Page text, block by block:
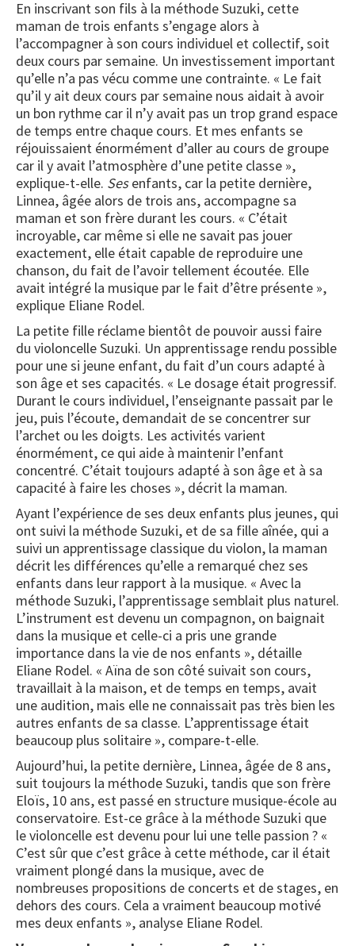
En inscrivant son fils à la méthode Suzuki, cette
maman de trois enfants s’engage alors à
l’accompagner à son cours individuel et collectif, soit
deux cours par semaine. Un investissement important
qu’elle n’a pas vécu comme une contrainte. « Le fait
qu’il y ait deux cours par semaine nous aidait à avoir
un bon rythme car il n’y avait pas un trop grand espace
de temps entre chaque cours. Et mes enfants se
réjouissaient énormément d’aller au cours de groupe
car il y avait l’atmosphère d’une petite classe »,
explique-t-elle. Sesenfants, car la petite dernière,
Linnea, âgée alors de trois ans, accompagne sa
maman et son frère durant les cours. « C’était
incroyable, car même si elle ne savait pas jouer
exactement, elle était capable de reproduire une
chanson, du fait de l’avoir tellement écoutée. Elle
avait intégré la musique par le fait d’être présente »,
explique Eliane Rodel.
La petite fille réclame bientôt de pouvoir aussi faire
du violoncelle Suzuki. Un apprentissage rendu possible
pour une si jeune enfant, du fait d’un cours adapté à
son âge et ses capacités. « Le dosage était progressif.
Durant le cours individuel, l’enseignante passait par le
jeu, puis l’écoute, demandait de se concentrer sur
l’archet ou les doigts. Les activités varient
énormément, ce qui aide à maintenir l’enfant
concentré. C’était toujours adapté à son âge et à sa
capacité à faire les choses », décrit la maman.
Ayant l’expérience de ses deux enfants plus jeunes, qui
ont suivi la méthode Suzuki, et de sa fille aînée, qui a
suivi un apprentissage classique du violon, la maman
décrit les différences qu’elle a remarqué chez ses
enfants dans leur rapport à la musique. « Avec la
méthode Suzuki, l’apprentissage semblait plus naturel.
L’instrument est devenu un compagnon, on baignait
dans la musique et celle-ci a pris une grande
importance dans la vie de nos enfants », détaille
Eliane Rodel. « Aïna de son côté suivait son cours,
travaillait à la maison, et de temps en temps, avait
une audition, mais elle ne connaissait pas très bien les
autres enfants de sa classe. L’apprentissage était
beaucoup plus solitaire », compare-t-elle.
Aujourd’hui, la petite dernière, Linnea, âgée de 8 ans,
suit toujours la méthode Suzuki, tandis que son frère
Eloïs, 10 ans, est passé en structure musique-école au
conservatoire. Est-ce grâce à la méthode Suzuki que
le violoncelle est devenu pour lui une telle passion ? «
C’est sûr que c’est grâce à cette méthode, car il était
vraiment plongé dans la musique, avec de
nombreuses propositions de concerts et de stages, en
dehors des cours. Cela a vraiment beaucoup motivé
mes deux enfants », analyse Eliane Rodel.